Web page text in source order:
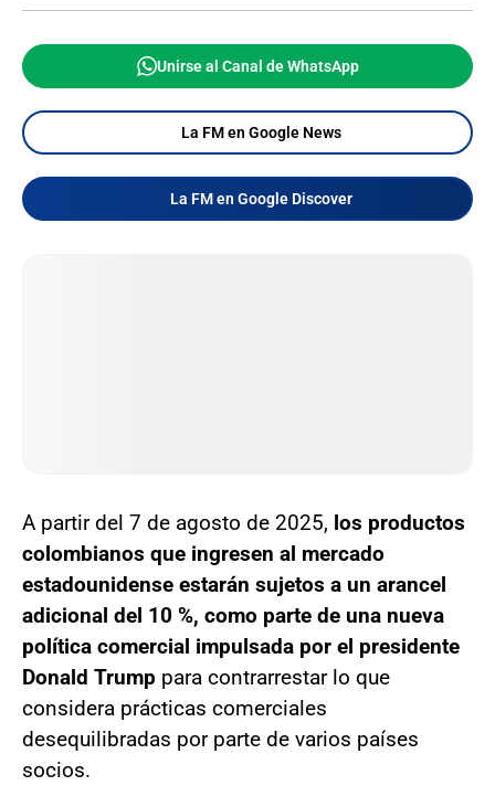
Unirse al Canal de WhatsApp
La FM en Google News
La FM en Google Discover
A partir del 7 de agosto de 2025, los productos
colombianos que ingresen al mercado
estadounidense estarán sujetos a un arancel
adicional del 10 %, como parte de una nueva
política comercial impulsada por el presidente
Donald Trump para contrarrestar lo que
considera prácticas comerciales
desequilibradas por parte de varios países
socios.